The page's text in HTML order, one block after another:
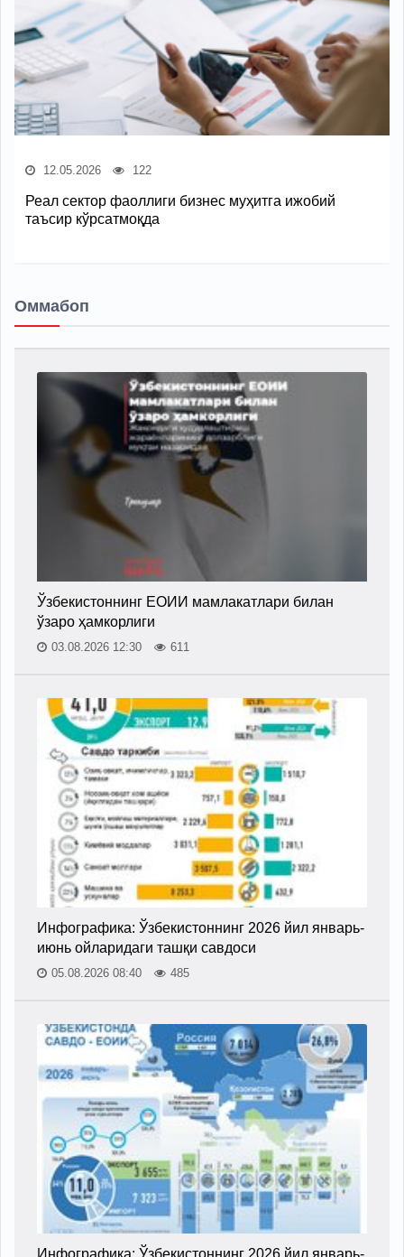
12.05.2026 122
Реал сектор фаоллиги бизнес муҳитга ижобий
таъсир кўрсатмоқда
Оммабоп
Ўзбекистоннинг ЕОИИ мамлакатлари билан
ўзаро ҳамкорлиги
03.08.2026 12:30 611
Инфографика: Ўзбекистоннинг 2026 йил январь-
июнь ойларидаги ташқи савдоси
05.08.2026 08:40 485